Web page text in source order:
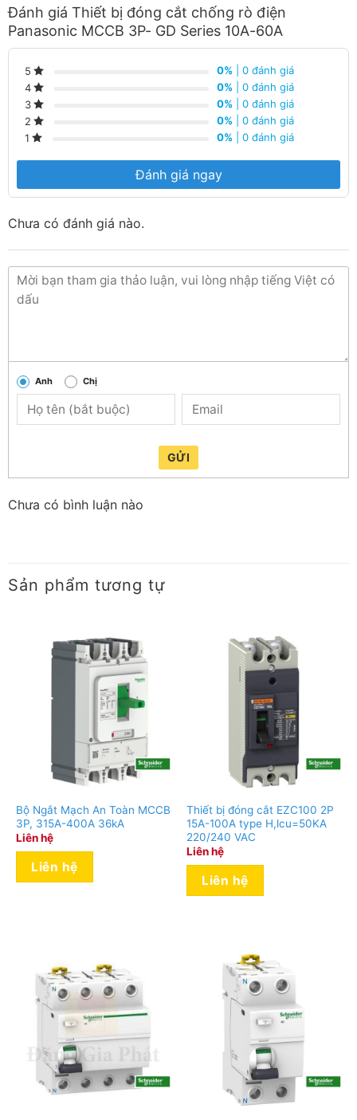
Hàng luôn có sẵn tại trong kho liên hệ ngay số
Hotline:090 682 4506tư vấn báo giá chi tiết
từng loại sản phẩm và công xuất
Đánh giá Thiết bị đóng cắt chống rò điện
Panasonic MCCB 3P- GD Series 10A-60A
5 0% | 0 đánh giá
4
0% | 0 đánh giá
3
0% | 0 đánh giá
2
0% | 0 đánh giá
1
0% | 0 đánh giá
Đánh giá ngay
Chưa có đánh giá nào.
Anh Chị
GỬI
Chưa có bình luận nào
Sản phẩm tương tự
Bộ Ngắt Mạch An Toàn MCCB
3P, 315A-400A 36kA
Liên hệ
Liên hệ
Thiết bị đóng cắt EZC100 2P
15A-100A type H,lcu=50KA
220/240 VAC
Liên hệ
Liên hệ